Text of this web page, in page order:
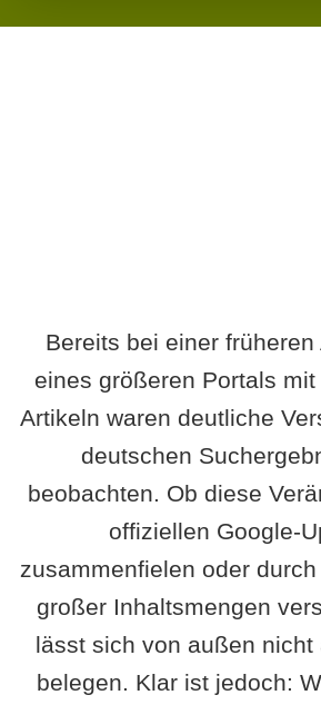
Bereits bei einer früheren
eines größeren Portals
Artikeln waren deutliche
deutschen
beobachten. Ob diese
offiziellen Google-
zusammenfielen oder
großer Inhaltsmengen
lässt sich von außen nicht
belegen. Klar ist jedoch: